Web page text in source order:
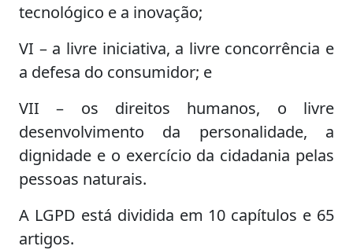
tecnológico e a inovação;
VI – a livre iniciativa, a livre concorrência e
a defesa do consumidor; e
VII – os direitos humanos, o livre
desenvolvimento da personalidade, a
dignidade e o exercício da cidadania pelas
pessoas naturais.
A LGPD está dividida em 10 capítulos e 65
artigos.